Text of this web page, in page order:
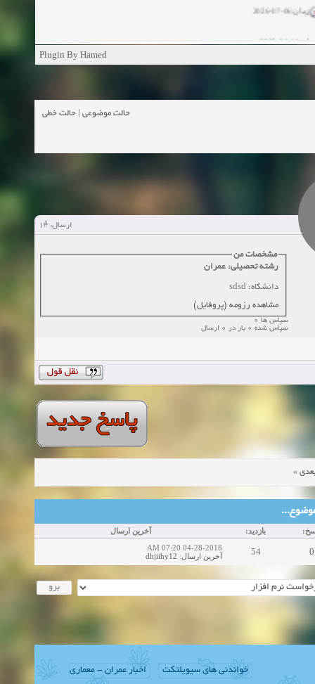
زمان:10-13-2024
زمان:10-11-2024
Plugin By Hamed
حالت موضوعی حالت خطی
ارسال: #1
مشخصات من
رشته تحصیلی: عمران
دانشگاه: sdsd
مشاهده رزومه (پروفایل)
سپاس ها 0
سپاس شده 0 بار در 0 ارسال
»
بازدید: آخرین ارسال
0
54
04-28-2018 07:20 AM
آخرین ارسال:
dhjiihy12
خواندنی های سیویلتکت اخبار عمران - معماری